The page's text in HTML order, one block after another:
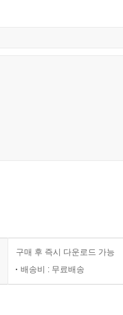
구매 후 즉시 다운로드 가능
배송비 : 무료배송